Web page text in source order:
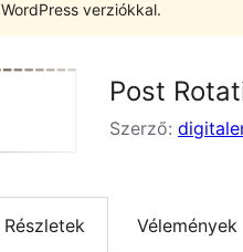
WordPress verziókkal.
Post
Szerző:
Részletek Vélemények